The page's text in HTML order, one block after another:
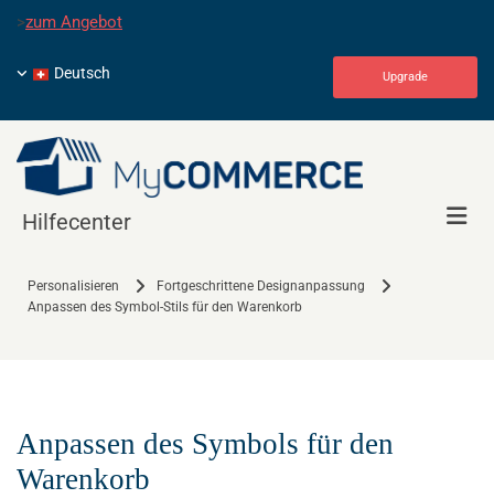
>zum Angebot
Upgrade
Deutsch
Hilfecenter
Personalisieren
Fortgeschrittene Designanpassung
Anpassen des Symbol-Stils für den Warenkorb
Anpassen des Symbols für den
Warenkorb